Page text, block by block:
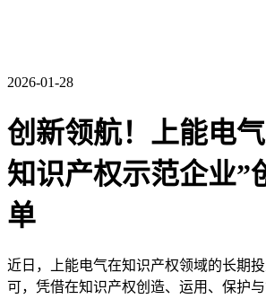
2026-01-28
创新领航！上能电
知识产权示范企业”
单
近日，上能电气在知识产权领域的长期
可，凭借在知识产权创造、运用、保护